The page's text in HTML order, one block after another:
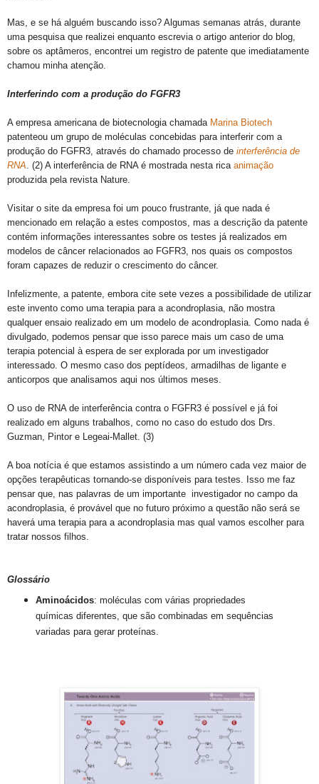
Mas, e se há alguém buscando isso? Algumas semanas atrás, durante
uma pesquisa que realizei enquanto escrevia o artigo anterior do blog,
sobre os aptâmeros, encontrei um registro de patente que imediatamente
chamou minha atenção.
Interferindo com a produção do FGFR3
A empresa americana de biotecnologia chamada Marina Biotech
patenteou um grupo de moléculas concebidas para interferir com a
produção do FGFR3, através do chamado processo de interferência de
RNA (2) A interferência de RNA é mostrada nesta rica animação
produzida pela revista Nature.
Visitar o site da empresa foi um pouco frustrante, já que nada é
mencionado em relação a estes compostos, mas a descrição da patente
contém informações interessantes sobre os testes já realizados em
modelos de câncer relacionados ao FGFR3, nos quais os compostos
foram capazes de reduzir o crescimento do câncer.
Infelizmente, a patente, embora cite sete vezes a possibilidade de utilizar
este invento como uma terapia para a acondroplasia, não mostra
qualquer ensaio realizado em um modelo de acondroplasia. Como nada é
divulgado, podemos pensar que isso parece mais um caso de uma
terapia potencial à espera de ser explorada por um investigador
interessado. O mesmo caso dos peptídeos, armadilhas de ligante e
anticorpos que analisamos aqui nos últimos meses.
O uso de RNA de interferência contra o FGFR3 é possível e já foi
realizado em alguns trabalhos, como no caso do estudo dos Drs.
Guzman, Pintor e Legeai-Mallet. (3)
A boa notícia é que estamos assistindo a um número cada vez maior de
opções terapêuticas tornando-se disponíveis para testes.
Isso me faz
pensar que, nas palavras de um importante investigador no campo da
acondroplasia, é provável que no futuro próximo a questão não será se
haverá uma terapia para a acondroplasia mas qual vamos escolher para
tratar nossos filhos.
Glossário
Aminoácidos: moléculas com várias propriedades
químicas diferentes, que são combinadas em sequências
variadas para gerar proteínas.